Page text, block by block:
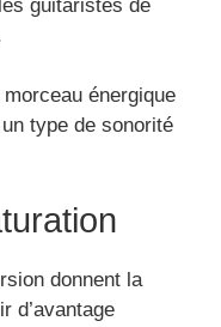
guitaristes de
énergique
type de sonorité
donnent la
d’avantage